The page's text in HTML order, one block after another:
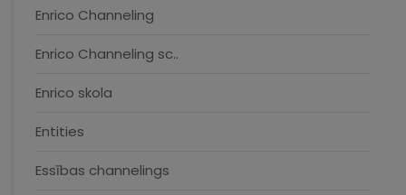
Enrico Channeling
Enrico Channeling sc..
Enrico skola
Entities
Essības channelings